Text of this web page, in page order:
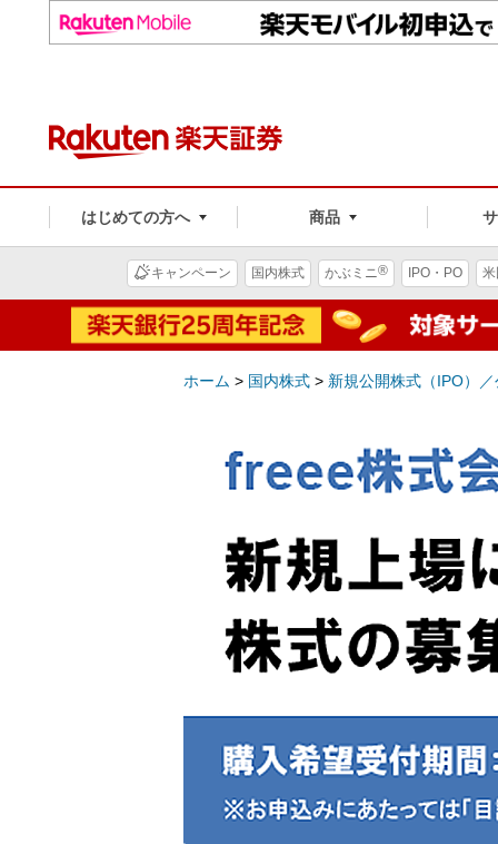
はじめての方へ 商品
キャンペーン 国内株式 かぶミニ® IPO・PO
ホーム > 国内株式 > 新規公開株式（IPO）